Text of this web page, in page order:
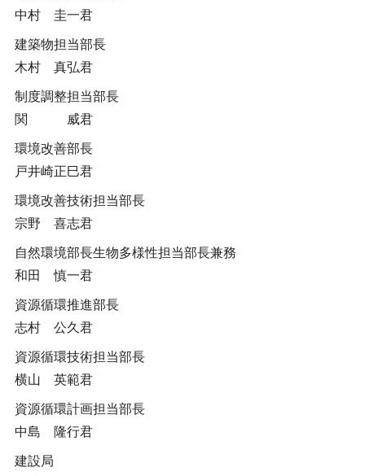
中村 圭一君
建築物担当部長
木村 真弘君
制度調整担当部長
関 威君
環境改善部長
戸井崎正巳君
環境改善技術担当部長
宗野 喜志君
自然環境部長生物多様性担当部長兼務
和田 慎一君
資源循環推進部長
志村 公久君
資源循環技術担当部長
横山 英範君
資源循環計画担当部長
中島 隆行君
建設局